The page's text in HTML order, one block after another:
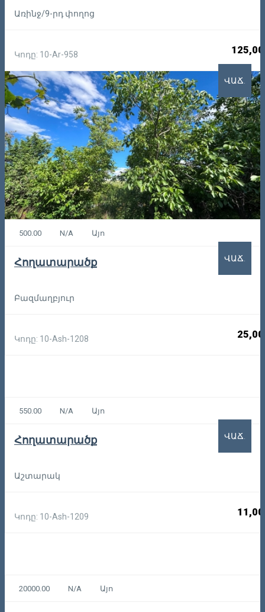
Առինջ/9-րդ փողոց
Կոդը: 10-Ar-958
ՎԱՃ.
500.00 N/A Այո
Հողատարածք
Բազմաղբյուր
Կոդը: 10-Ash-1208
ՎԱՃ.
550.00 N/A Այո
Հողատարածք
Աշտարակ
Կոդը: 10-Ash-1209
ՎԱՃ.
20000.00 N/A Այո